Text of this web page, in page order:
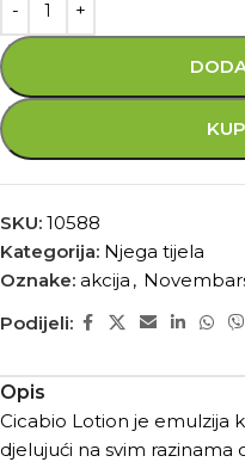
SKU: 10588
Kategorija: Njega tijela
Oznake: akcija ,
Podijeli:
Opis
Cicabio Lotion je emulzija
djelujući na svim razinama